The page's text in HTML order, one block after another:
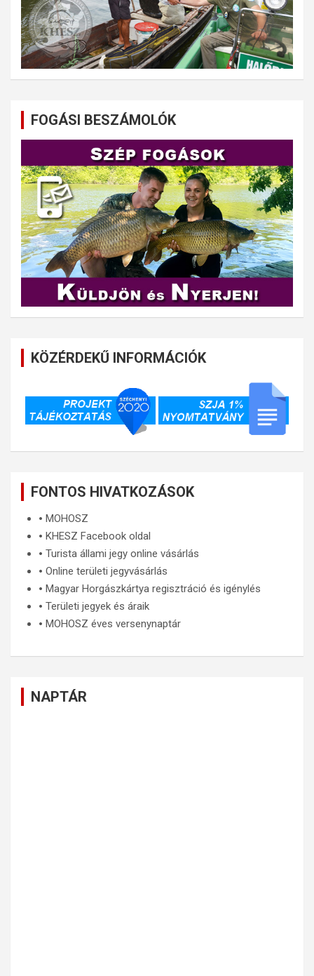
FOGÁSI BESZÁMOLÓK
KÖZÉRDEKŰ INFORMÁCIÓK
FONTOS HIVATKOZÁSOK
🞄 MOHOSZ
🞄 KHESZ Facebook oldal
🞄 Turista állami jegy online vásárlás
🞄 Online területi jegyvásárlás
🞄 Magyar Horgászkártya regisztráció és igénylés
🞄 Területi jegyek és áraik
🞄 MOHOSZ éves versenynaptár
NAPTÁR